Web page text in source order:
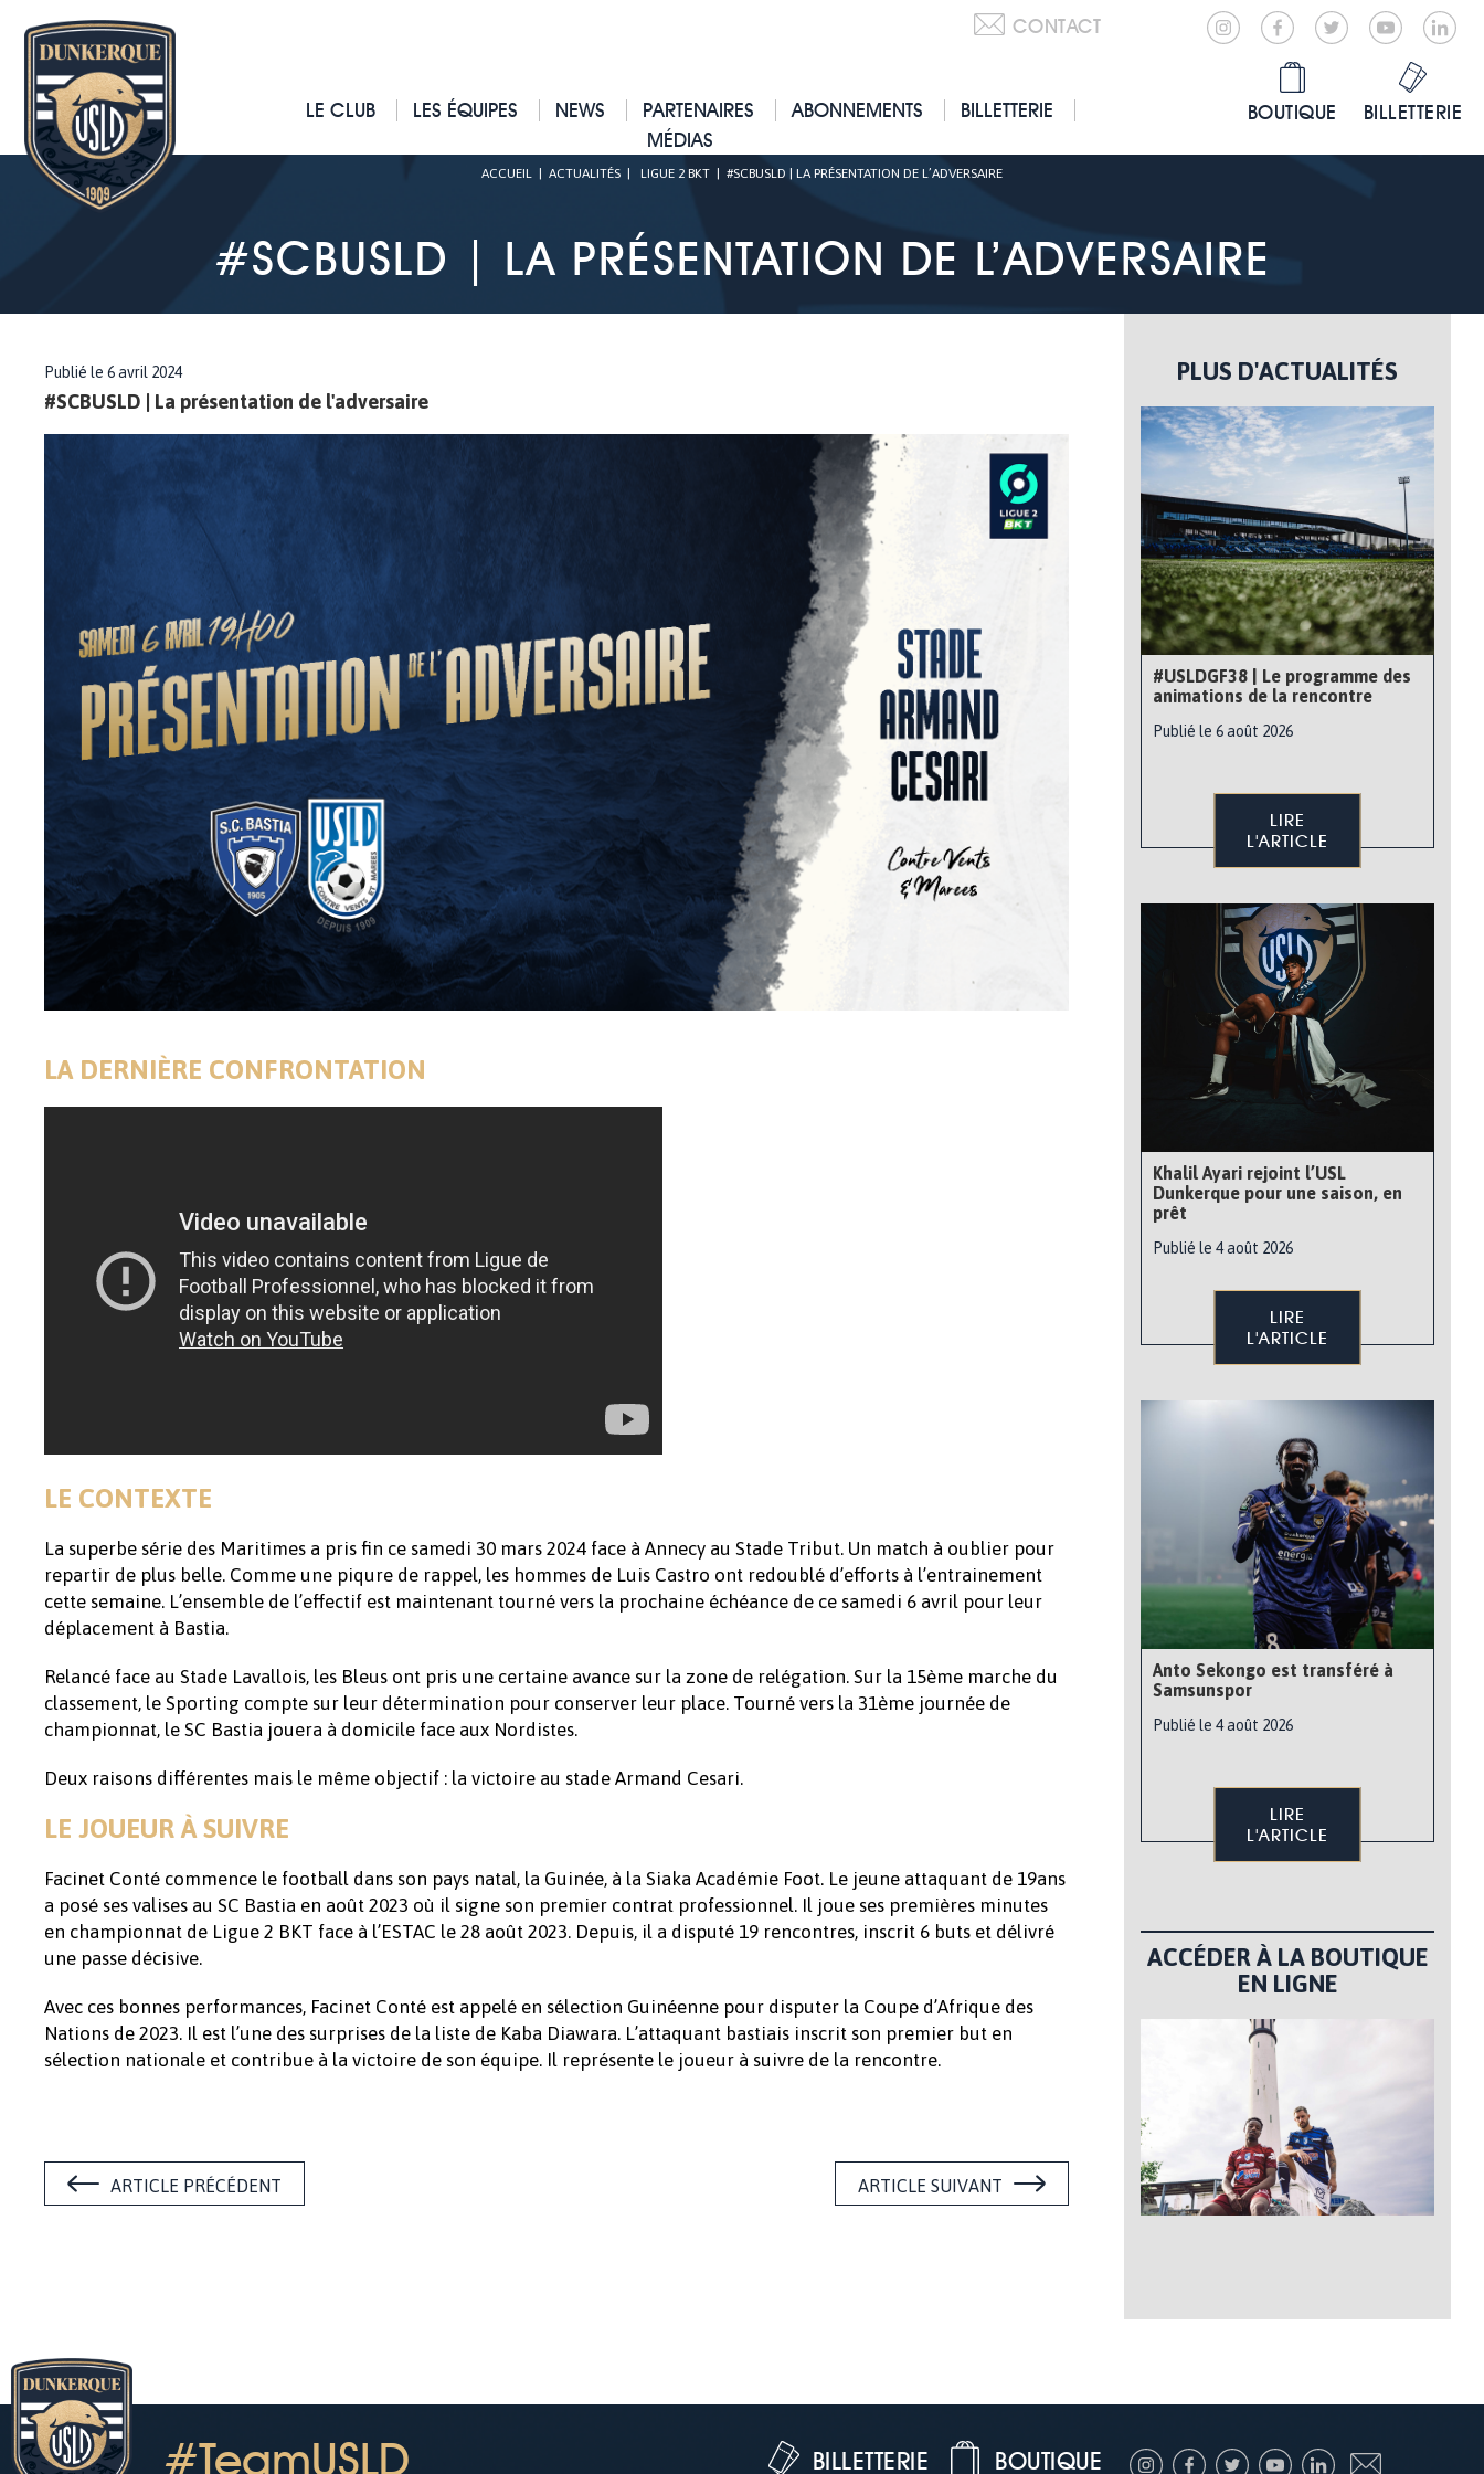
CONTACT
LE CLUB LES ÉQUIPES NEWS PARTENAIRES ABONNEMENTS
BILLETTERIE
MÉDIAS
BOUTIQUE BILLETTERIE
ACCUEIL ACTUALITÉS LIGUE 2 BKT #SCBUSLD | LA PRÉSENTATION DE L’ADVERSAIRE
#SCBUSLD | LA PRÉSENTATION DE L’ADVERSAIRE
Publié le 6 avril 2024
#SCBUSLD | La présentation de l'adversaire
LA DERNIÈRE CONFRONTATION
LE CONTEXTE
La superbe série des Maritimes a pris fin ce samedi 30 mars 2024 face à Annecy au Stade Tribut. Un match à oublier pour
repartir de plus belle. Comme une piqure de rappel, les hommes de Luis Castro ont redoublé d’efforts à l’entrainement
cette semaine. L’ensemble de l’effectif est maintenant tourné vers la prochaine échéance de ce samedi 6 avril pour leur
déplacement à Bastia.
Relancé face au Stade Lavallois, les Bleus ont pris une certaine avance sur la zone de relégation. Sur la 15ème marche du
classement, le Sporting compte sur leur détermination pour conserver leur place. Tourné vers la 31ème journée de
championnat, le SC Bastia jouera à domicile face aux Nordistes.
Deux raisons différentes mais le même objectif : la victoire au stade Armand Cesari.
LE JOUEUR À SUIVRE
Facinet Conté commence le football dans son pays natal, la Guinée, à la Siaka Académie Foot. Le jeune attaquant de 19ans
a posé ses valises au SC Bastia en août 2023 où il signe son premier contrat professionnel. Il joue ses premières minutes
en championnat de Ligue 2 BKT face à l’ESTAC le 28 août 2023. Depuis, il a disputé 19 rencontres, inscrit 6 buts et délivré
une passe décisive.
Avec ces bonnes performances, Facinet Conté est appelé en sélection Guinéenne pour disputer la Coupe d’Afrique des
Nations de 2023. Il est l’une des surprises de la liste de Kaba Diawara. L’attaquant bastiais inscrit son premier but en
sélection nationale et contribue à la victoire de son équipe. Il représente le joueur à suivre de la rencontre.
ARTICLE PRÉCÉDENT ARTICLE SUIVANT
PLUS D'ACTUALITÉS
#USLDGF38 | Le programme des
animations de la rencontre
Publié le 6 août 2026
LIRE
L'ARTICLE
Khalil Ayari rejoint l’USL
Dunkerque pour une saison, en
prêt
Publié le 4 août 2026
LIRE
L'ARTICLE
Anto Sekongo est transféré à
Samsunspor
Publié le 4 août 2026
LIRE
L'ARTICLE
ACCÉDER À LA BOUTIQUE
EN LIGNE
#TeamUSLD BOUTIQUE
BILLETTERIE